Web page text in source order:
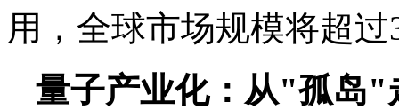
用，全球市场规模将超
量子产业化：从"孤岛"